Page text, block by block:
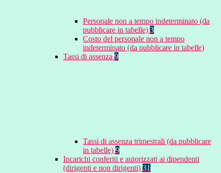
Personale non a tempo indeterminato (da
pubblicare in tabelle) 3
Costo del personale non a tempo
indeterminato (da pubblicare in tabelle)
Tassi di assenza 9
Tassi di assenza trimestrali (da pubblicare
in tabelle) 9
Incarichi conferiti e autorizzati ai dipendenti
(dirigenti e non dirigenti) 31